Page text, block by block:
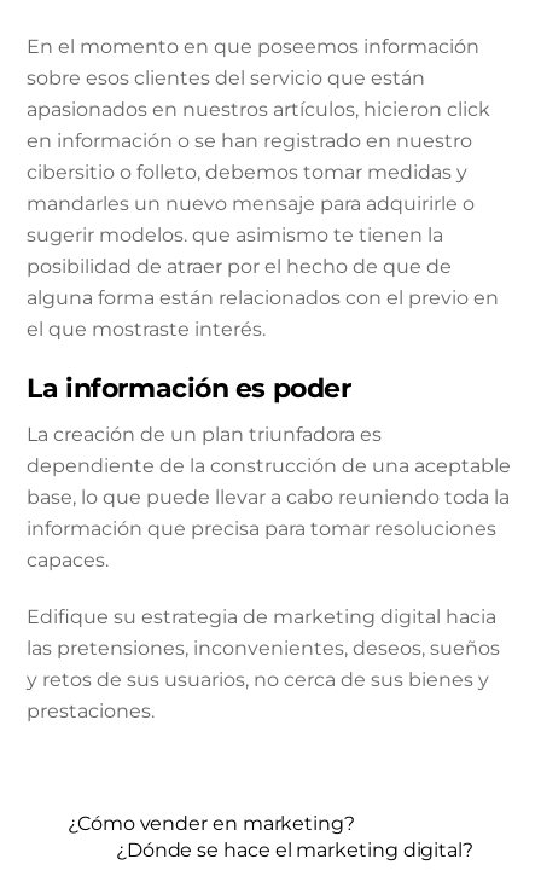
En el momento en que poseemos información
sobre esos clientes del servicio que están
apasionados ​​en nuestros artículos, hicieron click
en información o se han registrado en nuestro
cibersitio o folleto, debemos tomar medidas y
mandarles un nuevo mensaje para adquirirle o
sugerir modelos. que asimismo te tienen la
posibilidad de atraer por el hecho de que de
alguna forma están relacionados con el previo en
el que mostraste interés.
La información es poder
La creación de un plan triunfadora es
dependiente de la construcción de una aceptable
base, lo que puede llevar a cabo reuniendo toda la
información que precisa para tomar resoluciones
capaces.
Edifique su estrategia de marketing digital hacia
las pretensiones, inconvenientes, deseos, sueños
y retos de sus usuarios, no cerca de sus bienes y
prestaciones.
¿Cómo vender en marketing?
¿Dónde se hace el marketing digital?